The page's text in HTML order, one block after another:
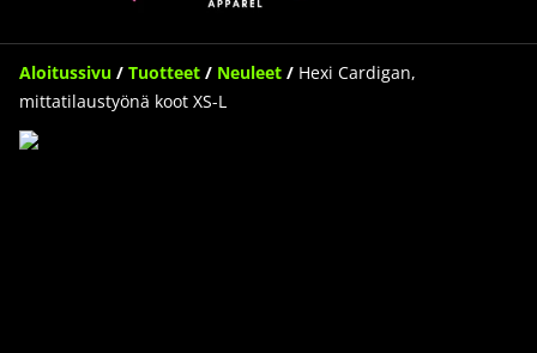
Aloitussivu / Tuotteet / Neuleet / Hexi Cardigan,
mittatilaustyönä koot XS-L